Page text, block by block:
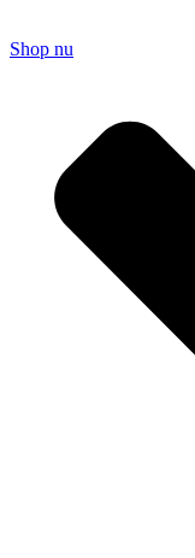
Shop nu